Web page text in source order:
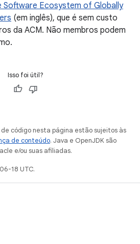
Software Ecosystem of Globally
(em inglês), que é sem custo
da ACM. Não membros podem
Isso foi útil?
código nesta página estão sujeitos às
de conteúdo. Java e OpenJDK são
e/ou suas afiliadas.
18 UTC.